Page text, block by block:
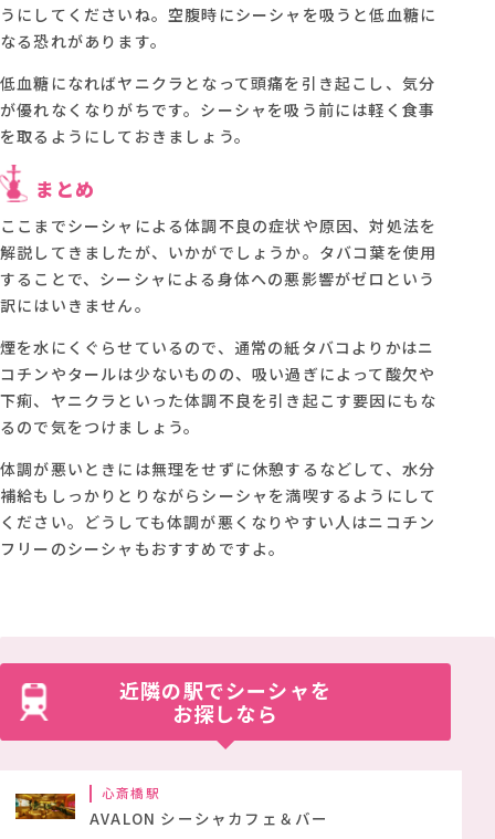
うにしてくださいね。空腹時にシーシャを吸うと低血糖に
なる恐れがあります。
低血糖になればヤニクラとなって頭痛を引き起こし、気分
が優れなくなりがちです。シーシャを吸う前には軽く食事
を取るようにしておきましょう。
まとめ
ここまでシーシャによる体調不良の症状や原因、対処法を
解説してきましたが、いかがでしょうか。タバコ葉を使用
することで、シーシャによる身体への悪影響がゼロという
訳にはいきません。
煙を水にくぐらせているので、通常の紙タバコよりかはニ
コチンやタールは少ないものの、吸い過ぎによって酸欠や
下痢、ヤニクラといった体調不良を引き起こす要因にもな
るので気をつけましょう。
体調が悪いときには無理をせずに休憩するなどして、水分
補給もしっかりとりながらシーシャを満喫するようにして
ください。どうしても体調が悪くなりやすい人はニコチン
フリーのシーシャもおすすめですよ。
近隣の駅でシーシャを
お探しなら
心斎橋駅
AVALON シーシャカフェ＆バー